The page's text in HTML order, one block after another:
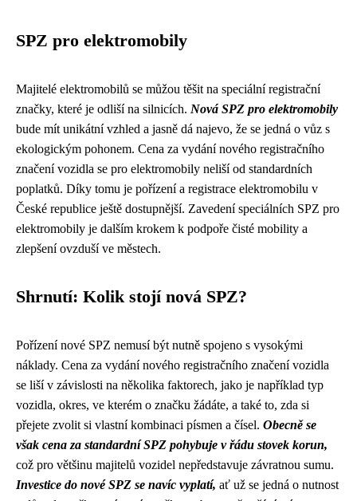
SPZ pro elektromobily
Majitelé elektromobilů se můžou těšit na speciální registrační
značky, které je odliší na silnicích. Nová SPZ pro elektromobily
bude mít unikátní vzhled a jasně dá najevo, že se jedná o vůz s
ekologickým pohonem. Cena za vydání nového registračního
značení vozidla se pro elektromobily neliší od standardních
poplatků. Díky tomu je pořízení a registrace elektromobilu v
České republice ještě dostupnější. Zavedení speciálních SPZ pro
elektromobily je dalším krokem k podpoře čisté mobility a
zlepšení ovzduší ve městech.
Shrnutí: Kolik stojí nová SPZ?
Pořízení nové SPZ nemusí být nutně spojeno s vysokými
náklady. Cena za vydání nového registračního značení vozidla
se liší v závislosti na několika faktorech, jako je například typ
vozidla, okres, ve kterém o značku žádáte, a také to, zda si
přejete zvolit si vlastní kombinaci písmen a čísel. Obecně se
však cena za standardní SPZ pohybuje v řádu stovek korun,
což pro většinu majitelů vozidel nepředstavuje závratnou sumu.
Investice do nové SPZ se navíc vyplatí, ať už se jedná o nutnost